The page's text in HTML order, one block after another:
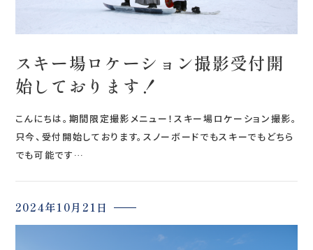
スキー場ロケーション撮影受付開
始しております！
こんにちは。期間限定撮影メニュー！スキー場ロケーション撮影。
只今、受付開始しております。スノーボードでもスキーでもどちら
でも可能です…
2024年10月21日